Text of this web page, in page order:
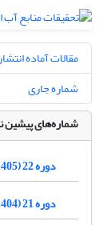
مقالات آماده
شماره جاری
شماره‌های پیشین
دوره 22 (1405)
دوره 21 (1404)